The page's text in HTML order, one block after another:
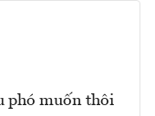
phó muốn thôi